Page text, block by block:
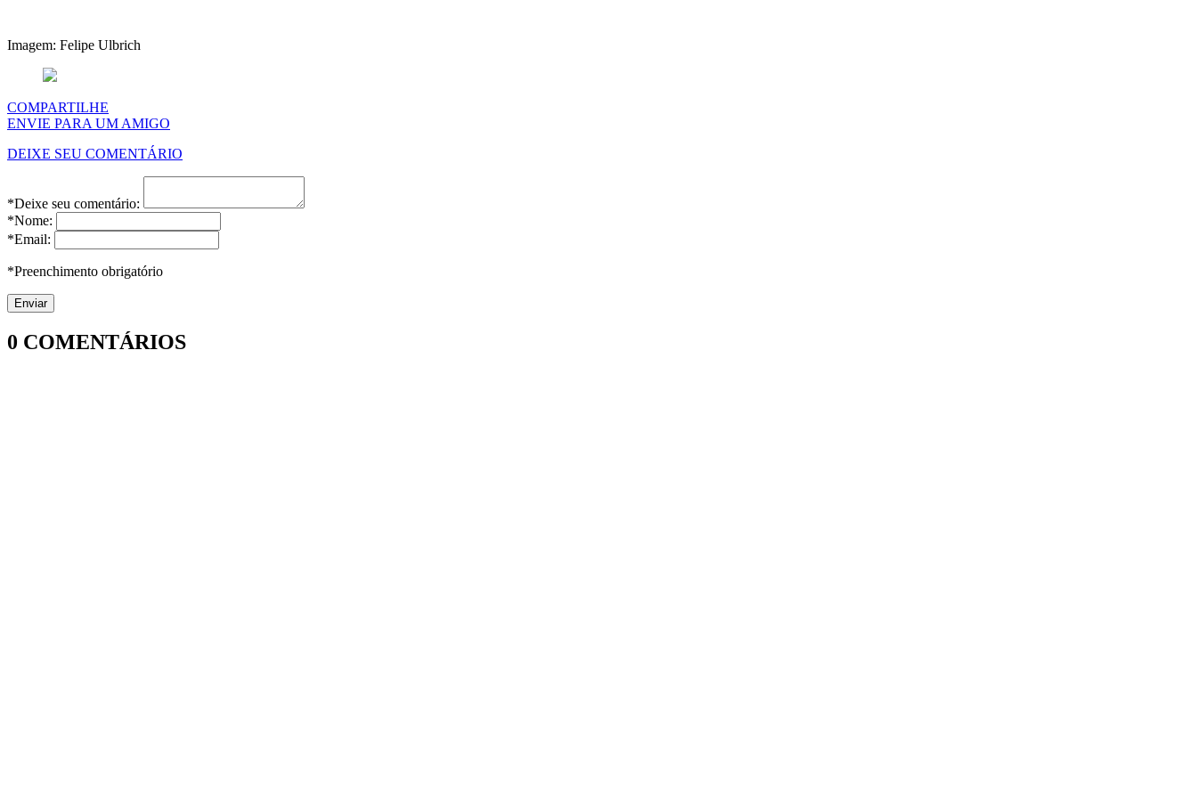
Imagem: Felipe Ulbrich
COMPARTILHE
ENVIE PARA UM AMIGO
DEIXE SEU COMENTÁRIO
*Deixe seu comentário:
*Nome:
*Email:
*Preenchimento obrigatório
0 COMENTÁRIOS